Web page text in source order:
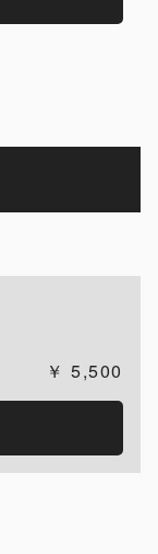
5,500